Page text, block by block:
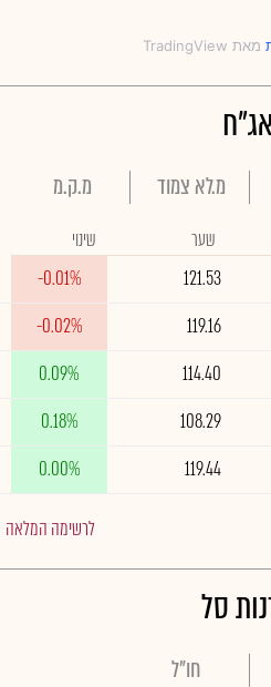
אג"ח
מ.לא צמוד מ.ק.מ
שער שינוי
121.53
-0.01%
119.16
-0.02%
114.40
0.09%
108.29
0.18%
119.44
0.00%
לרשימה המלאה
סל
חו"ל